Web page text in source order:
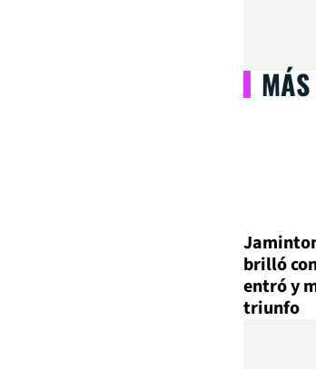
brilló
entró y
triunfo